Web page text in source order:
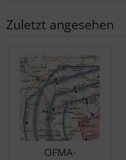
Zuletzt angesehen
OFMA-